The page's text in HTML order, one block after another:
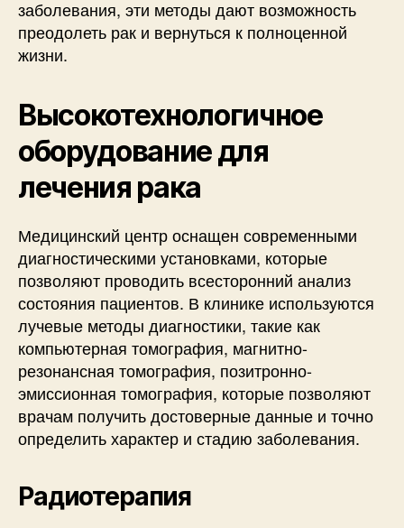
заболевания, эти методы дают возможность
преодолеть рак и вернуться к полноценной
жизни.
Высокотехнологичное
оборудование для
лечения рака
Медицинский центр оснащен современными
диагностическими установками, которые
позволяют проводить всесторонний анализ
состояния пациентов. В клинике используются
лучевые методы диагностики, такие как
компьютерная томография, магнитно-
резонансная томография, позитронно-
эмиссионная томография, которые позволяют
врачам получить достоверные данные и точно
определить характер и стадию заболевания.
Радиотерапия